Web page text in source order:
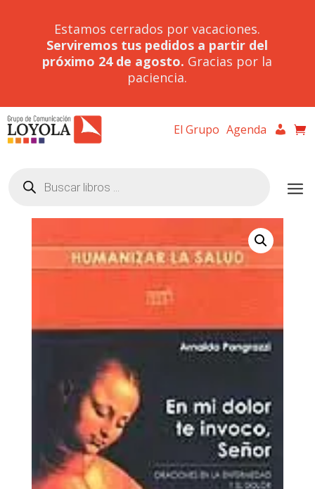
Estamos cerrados por vacaciones.
Serviremos tus pedidos a partir del
próximo 24 de agosto. Gracias por la
paciencia.
El Grupo Agenda
productos